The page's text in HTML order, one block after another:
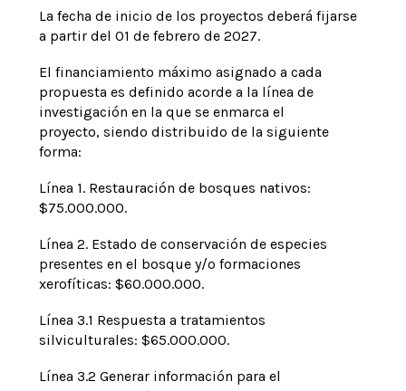
La fecha de inicio de los proyectos deberá fijarse
a partir del 01 de febrero de 2027.
El financiamiento máximo asignado a cada
propuesta es definido acorde a la línea de
investigación en la que se enmarca el
proyecto, siendo distribuido de la siguiente
forma:
Línea 1. Restauración de bosques nativos:
$75.000.000.
Línea 2. Estado de conservación de especies
presentes en el bosque y/o formaciones
xerofíticas: $60.000.000.
Línea 3.1 Respuesta a tratamientos
silviculturales: $65.000.000.
Línea 3.2 Generar información para el